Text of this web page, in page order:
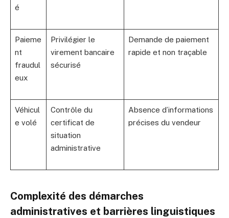
é
Paieme
nt
fraudul
eux
Privilégier le
virement bancaire
sécurisé
Demande de paiement
rapide et non traçable
Véhicul
e volé
Contrôle du
certificat de
situation
administrative
Absence d’informations
précises du vendeur
Complexité des démarches
administratives et barrières linguistiques